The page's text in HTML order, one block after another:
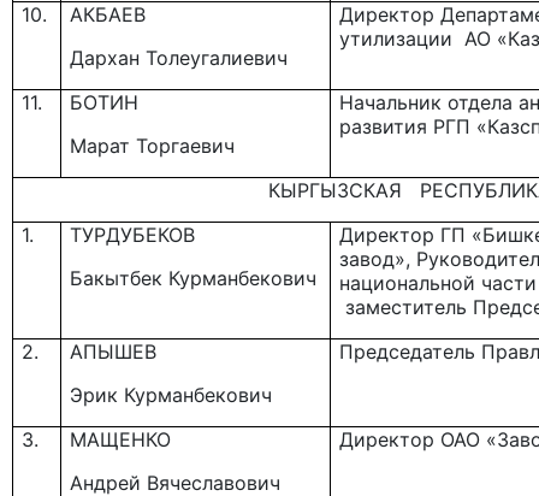
10.
АКБАЕВ
Дархан Толеугалиевич
Директор
утилизации АО
11.
БОТИН
Марат Торгаевич
Начальник отдела
развития РГП
КЫРГЫЗСКАЯ
1.
ТУРДУБЕКОВ
Бакытбек Курманбекович
Директор ГП
завод»,
национальной
заместитель
2.
АПЫШЕВ
Эрик Курманбекович
Председатель
3.
МАЩЕНКО
Андрей Вячеславович
Директор ОАО